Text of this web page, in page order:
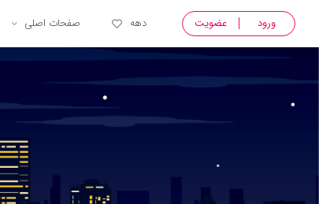
ورود عضویت دهه صفحات اصلی